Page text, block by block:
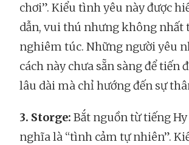
chơi”. Kiểu tình yêu này được
dẫn, vui thú nhưng không nhất
nghiêm túc. Những người yêu
cách này chưa sẵn sàng để tiến
lâu dài mà chỉ hướng đến sự
3. Storge: Bắt nguồn từ tiếng Hy
nghĩa là “tình cảm tự nhiên”.